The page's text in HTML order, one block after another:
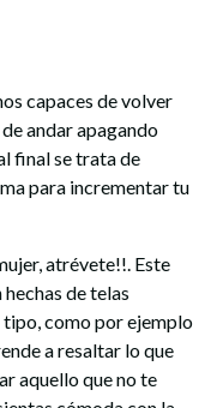
capaces de volver
andar apagando
final se trata de
para incrementar tu
atrévete!!. Este
de telas
como por ejemplo
a resaltar lo que
aquello que no te